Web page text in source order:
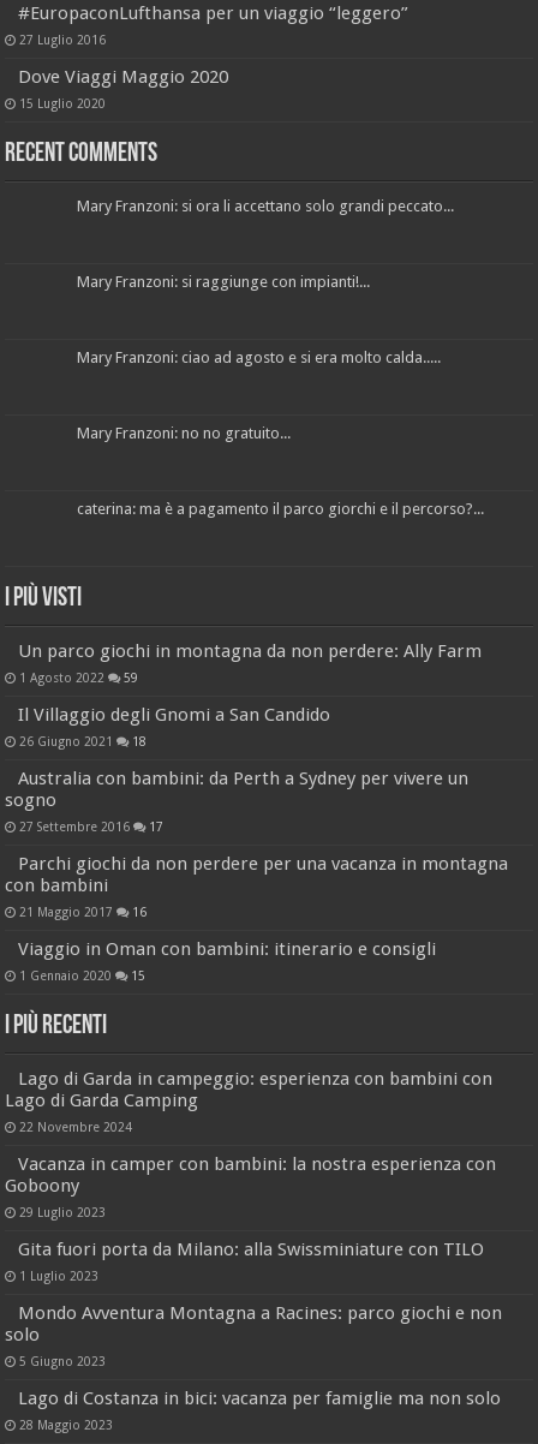
#EuropaconLufthansa per un viaggio “leggero”
27 Luglio 2016
Dove Viaggi Maggio 2020
15 Luglio 2020
Recent Comments
Mary Franzoni: si ora li accettano solo grandi peccato...
Mary Franzoni: si raggiunge con impianti!...
Mary Franzoni: ciao ad agosto e si era molto calda.....
Mary Franzoni: no no gratuito...
caterina: ma è a pagamento il parco giorchi e il percorso?...
I più visti
Un parco giochi in montagna da non perdere: Ally Farm
1 Agosto 2022 59
Il Villaggio degli Gnomi a San Candido
26 Giugno 2021 18
Australia con bambini: da Perth a Sydney per vivere un
sogno
27 Settembre 2016 17
Parchi giochi da non perdere per una vacanza in montagna
con bambini
21 Maggio 2017 16
Viaggio in Oman con bambini: itinerario e consigli
1 Gennaio 2020 15
I più recenti
Lago di Garda in campeggio: esperienza con bambini con
Lago di Garda Camping
22 Novembre 2024
Vacanza in camper con bambini: la nostra esperienza con
Goboony
29 Luglio 2023
Gita fuori porta da Milano: alla Swissminiature con TILO
1 Luglio 2023
Mondo Avventura Montagna a Racines: parco giochi e non
solo
5 Giugno 2023
Lago di Costanza in bici: vacanza per famiglie ma non solo
28 Maggio 2023